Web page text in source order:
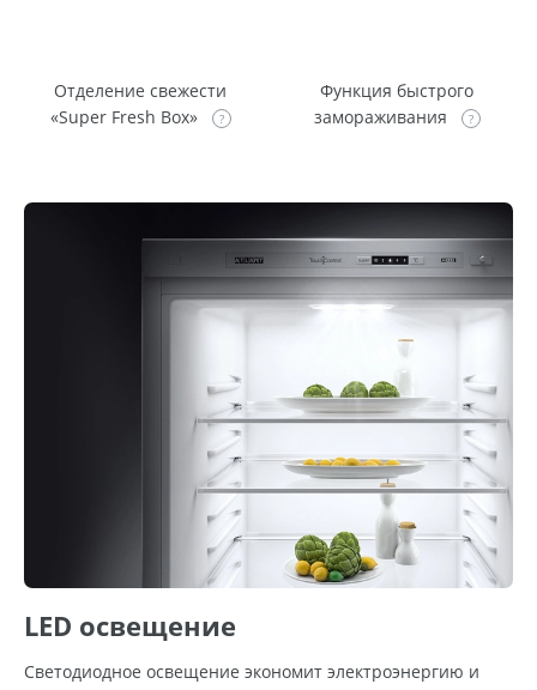
Отделение свежести
«Super Fresh Box»
Функция быстрого
замораживания
LED освещение
Светодиодное освещение экономит электроэнергию и